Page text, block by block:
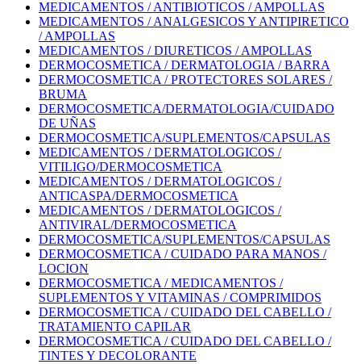
MEDICAMENTOS / ANTIBIOTICOS / AMPOLLAS
MEDICAMENTOS / ANALGESICOS Y ANTIPIRETICO
/ AMPOLLAS
MEDICAMENTOS / DIURETICOS / AMPOLLAS
DERMOCOSMETICA / DERMATOLOGIA / BARRA
DERMOCOSMETICA / PROTECTORES SOLARES /
BRUMA
DERMOCOSMETICA/DERMATOLOGIA/CUIDADO
DE UÑAS
DERMOCOSMETICA/SUPLEMENTOS/CAPSULAS
MEDICAMENTOS / DERMATOLOGICOS /
VITILIGO/DERMOCOSMETICA
MEDICAMENTOS / DERMATOLOGICOS /
ANTICASPA/DERMOCOSMETICA
MEDICAMENTOS / DERMATOLOGICOS /
ANTIVIRAL/DERMOCOSMETICA
DERMOCOSMETICA/SUPLEMENTOS/CAPSULAS
DERMOCOSMETICA / CUIDADO PARA MANOS /
LOCION
DERMOCOSMETICA / MEDICAMENTOS /
SUPLEMENTOS Y VITAMINAS / COMPRIMIDOS
DERMOCOSMETICA / CUIDADO DEL CABELLO /
TRATAMIENTO CAPILAR
DERMOCOSMETICA / CUIDADO DEL CABELLO /
TINTES Y DECOLORANTE